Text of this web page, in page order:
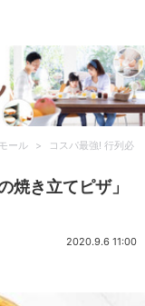
ール >
コスパ最強! 行列必
焼き立てピザ」
2020.9.6 11:00